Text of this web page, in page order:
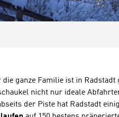
die ganze Familie ist in
nicht nur ideale
der Piste hat Radstadt